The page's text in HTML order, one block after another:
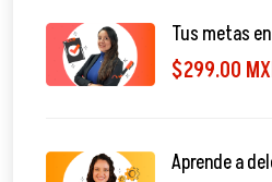
Tus metas
$299.00
Aprende a